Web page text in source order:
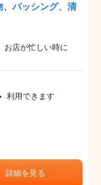
バッシング、清
店が忙しい時に
利用できます
詳細を見る